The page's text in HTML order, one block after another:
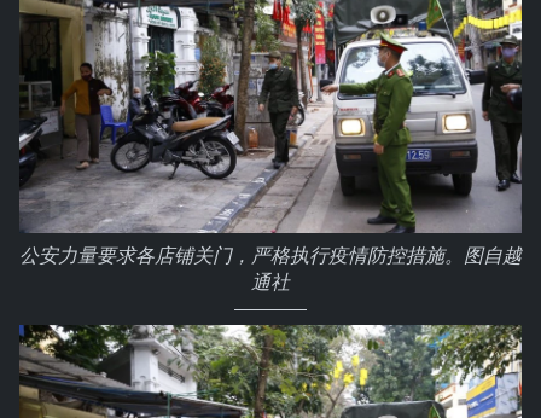
公安力量要求各店铺关门，严格执行疫情防控措施。图自越
通社